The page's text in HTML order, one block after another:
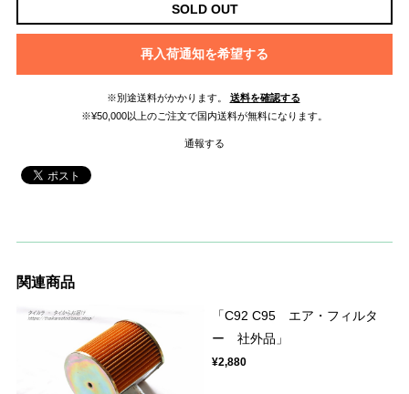
SOLD OUT
再入荷通知を希望する
※別途送料がかかります。
送料を確認する
※¥50,000以上のご注文で国内送料が無料になります。
通報する
関連商品
「C92 C95 エア・フィルタ
ー 社外品」
¥2,880